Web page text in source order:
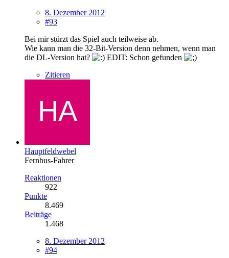
8. Dezember 2012
#93
Bei mir stürzt das Spiel auch teilweise ab.
Wie kann man die 32-Bit-Version denn nehmen, wenn man
die DL-Version hat?
EDIT: Schon gefunden
Zitieren
Hauptfeldwebel
Fernbus-Fahrer
Reaktionen
922
Punkte
8.469
Beiträge
1.468
8. Dezember 2012
#94